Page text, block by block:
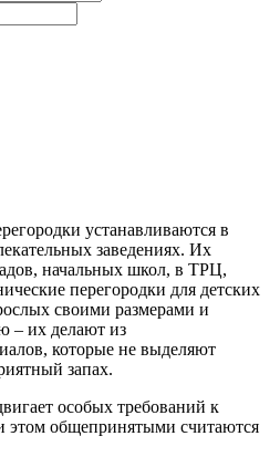
устанавливаются в
заведениях. Их
начальных школ, в ТРЦ,
перегородки для детских
своими размерами и
– их делают из
которые не выделяют
запах.
особых требований к
этом общепринятыми считаются